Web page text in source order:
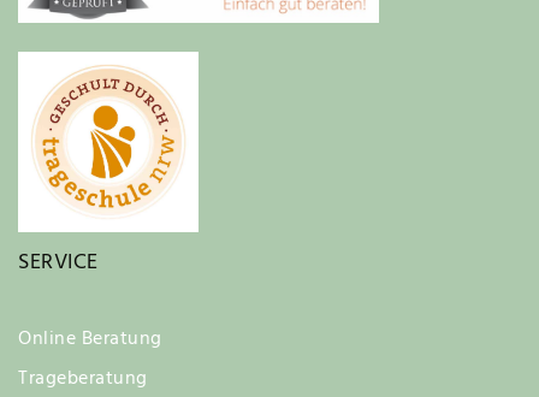
SERVICE
Online Beratung
Trageberatung